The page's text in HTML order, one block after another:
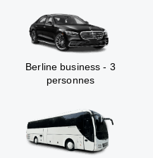
Berline business - 3
personnes